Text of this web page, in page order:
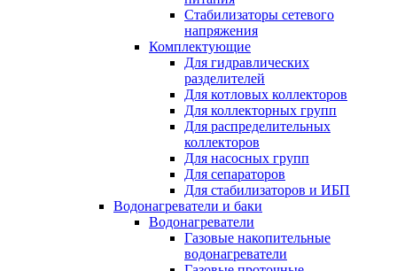
Стабилизаторы сетевого
напряжения
Комплектующие
Для гидравлических
разделителей
Для котловых коллекторов
Для коллекторных групп
Для распределительных
коллекторов
Для насосных групп
Для сепараторов
Для стабилизаторов и ИБП
Водонагреватели и баки
Водонагреватели
Газовые накопительные
водонагреватели